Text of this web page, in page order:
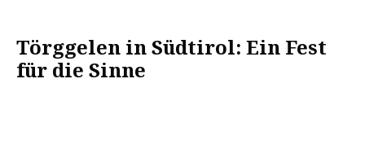
Törggelen in Südtirol: Ein Fest
für die Sinne